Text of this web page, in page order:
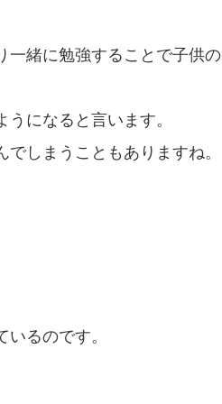
一緒に勉強することで子供の
になると言います。
しまうこともありますね。
るのです。